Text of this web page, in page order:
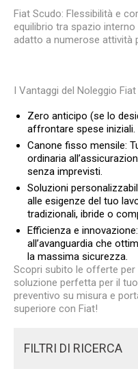
Fiat Scudo: Flessibilità e
equilibrio tra spazio
adatto a numerose attività
I Vantaggi del Noleggio
Zero anticipo (se lo
affrontare spese iniziali.
Canone fisso mensile:
ordinaria
senza imprevisti.
Soluzioni
alle esigenze del tuo
tradizionali, ibride o
Efficienza e
all’avanguardia che
la massima sicurezza.
Scopri subito le offerte
soluzione perfetta per il
preventivo su misura e
superiore con Fiat!
FILTRI DI RICERCA